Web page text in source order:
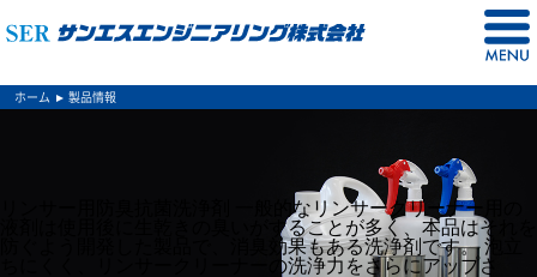
ホーム 製品情報
リンサー用防臭抗菌洗浄剤 一般的なリンサークリーナー用の
液剤は使用後に生乾きの臭いがすることが多く、本品はそれを
防ぐよう開発した製品で、消臭効果もある洗浄剤です。 泡立
ちにくく、リンサークリーナーの洗浄力をさらにアップさ